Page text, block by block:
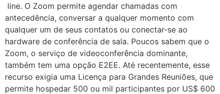
line. O Zoom permite agendar chamadas com
antecedência, conversar a qualquer momento com
qualquer um de seus contatos ou conectar-se ao
hardware de conferência de sala. Poucos sabem que o
Zoom, o serviço de videoconferência dominante,
também tem uma opção E2EE. Até recentemente, esse
recurso exigia uma Licença para Grandes Reuniões, que
permite hospedar 500 ou mil participantes por US$ 600